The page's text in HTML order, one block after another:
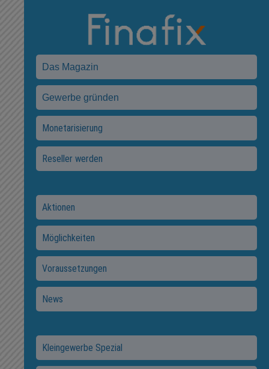
Das Magazin
Gewerbe gründen
Monetarisierung
Reseller werden
Aktionen
Möglichkeiten
Voraussetzungen
News
Kleingewerbe Spezial